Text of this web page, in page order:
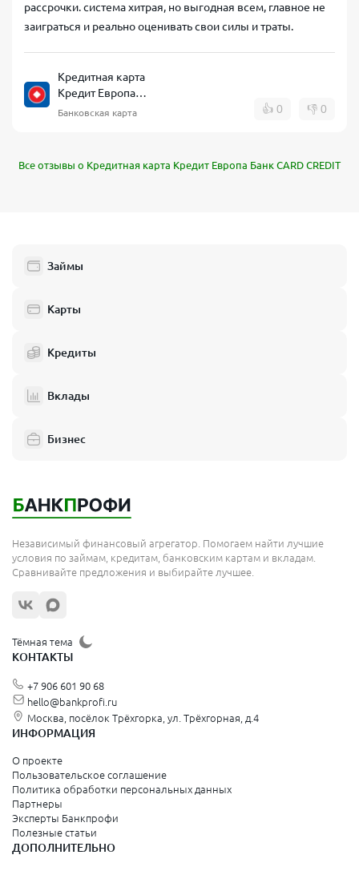
рассрочки. система хитрая, но выгодная всем, главное не
заиграться и реально оценивать свои силы и траты.
Кредитная карта
Кредит Европа
Банк CARD CREDIT
Банковская карта 👍 0 👎 0
Все отзывы о Кредитная карта Кредит Европа Банк CARD CREDIT
Займы
Карты
Кредиты
Вклады
Бизнес
Независимый финансовый агрегатор. Помогаем найти лучшие
условия по займам, кредитам, банковским картам и вкладам.
Сравнивайте предложения и выбирайте лучшее.
Тёмная тема
КОНТАКТЫ
+7 906 601 90 68
hello@bankprofi.ru
Москва, посёлок Трёхгорка, ул. Трёхгорная, д.4
ИНФОРМАЦИЯ
О проекте
Пользовательское соглашение
Политика обработки персональных данных
Партнеры
Эксперты Банкпрофи
Полезные статьи
ДОПОЛНИТЕЛЬНО